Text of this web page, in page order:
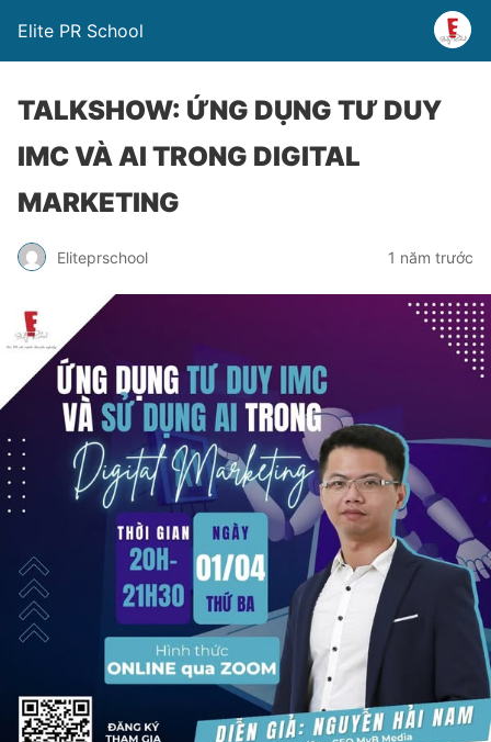
Elite PR School
TALKSHOW: ỨNG DỤNG TƯ DUY
IMC VÀ AI TRONG DIGITAL
MARKETING
Eliteprschool 1 năm trước